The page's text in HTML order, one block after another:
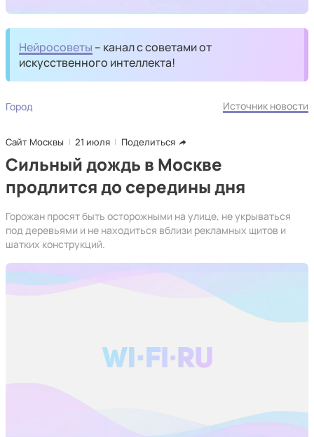
Нейросоветы – канал с советами от
искусственного интеллекта!
Город Источник новости
Сайт Москвы 21 июля Поделиться
Сильный дождь в Москве
продлится до середины дня
Горожан просят быть осторожными на улице, не укрываться
под деревьями и не находиться вблизи рекламных щитов и
шатких конструкций.